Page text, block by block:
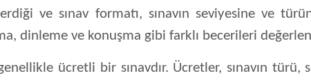
ve sınav formatı, sınavın seviyesine ve
dinleme ve konuşma gibi farklı becerileri
genellikle ücretli bir sınavdır. Ücretler, sınavın